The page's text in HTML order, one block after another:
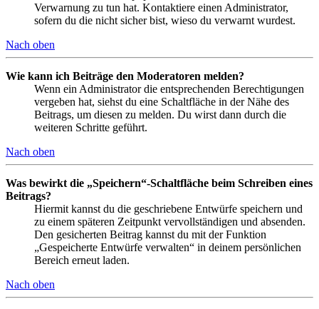
Verwarnung zu tun hat. Kontaktiere einen Administrator,
sofern du die nicht sicher bist, wieso du verwarnt wurdest.
Nach oben
Wie kann ich Beiträge den Moderatoren melden?
Wenn ein Administrator die entsprechenden Berechtigungen
vergeben hat, siehst du eine Schaltfläche in der Nähe des
Beitrags, um diesen zu melden. Du wirst dann durch die
weiteren Schritte geführt.
Nach oben
Was bewirkt die „Speichern“-Schaltfläche beim Schreiben eines
Beitrags?
Hiermit kannst du die geschriebene Entwürfe speichern und
zu einem späteren Zeitpunkt vervollständigen und absenden.
Den gesicherten Beitrag kannst du mit der Funktion
„Gespeicherte Entwürfe verwalten“ in deinem persönlichen
Bereich erneut laden.
Nach oben